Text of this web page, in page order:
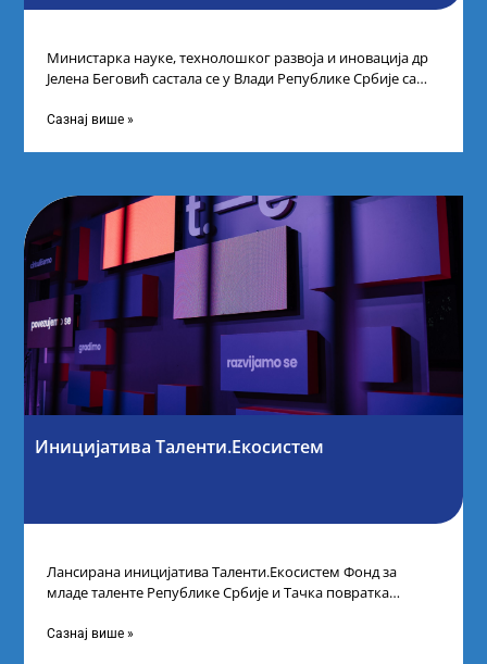
Министарка науке, технолошког развоја и иновација др
Јелена Беговић састала се у Влади Републике Србије са
Сазнај више »
Иницијатива Таленти.Екосистем
Лансирана иницијатива Таленти.Екосистем Фонд за
младе таленте Републике Србије и Тачка повратка
догађају су се
Сазнај више »